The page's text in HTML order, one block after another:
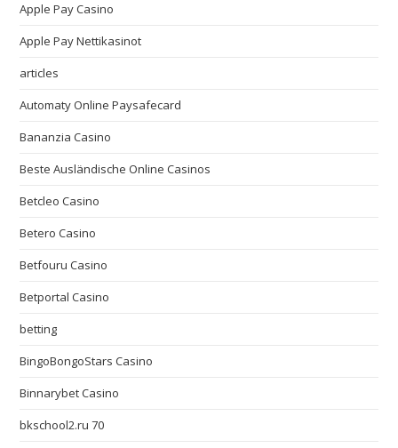
Apple Pay Casino
Apple Pay Nettikasinot
articles
Automaty Online Paysafecard
Bananzia Casino
Beste Ausländische Online Casinos
Betcleo Casino
Betero Casino
Betfouru Casino
Betportal Casino
betting
BingoBongoStars Casino
Binnarybet Casino
bkschool2.ru 70